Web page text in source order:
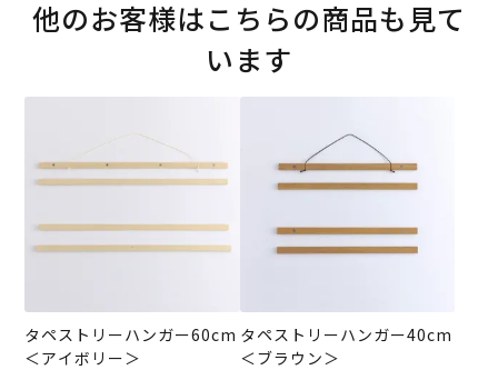
他のお客様はこちらの商品も見て
います
タペストリーハンガー60cm
＜アイボリー＞
タペストリーハンガー40cm
＜ブラウン＞